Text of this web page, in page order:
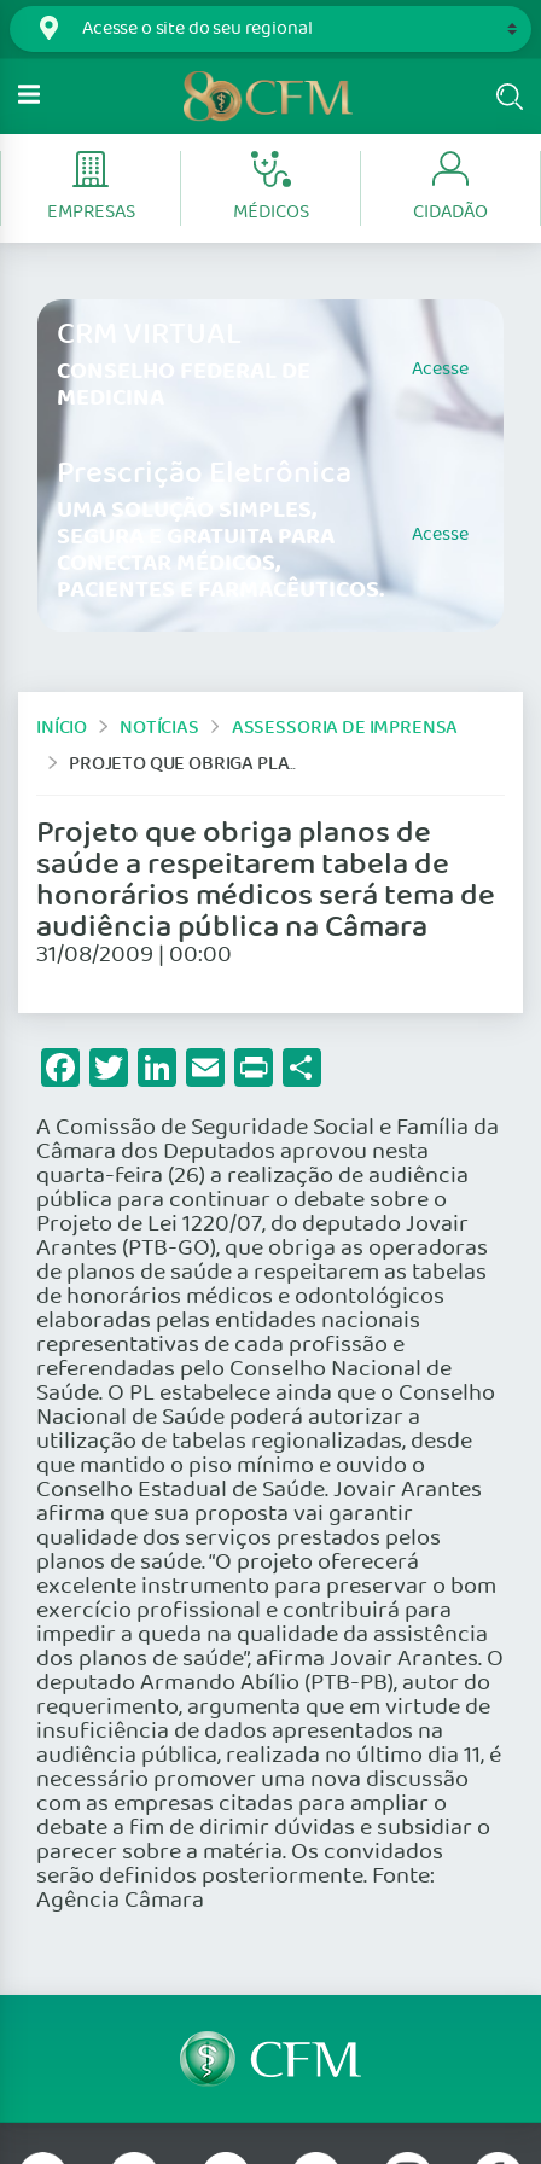
EMPRESAS MÉDICOS CIDADÃO
CRM VIRTUAL
CONSELHO FEDERAL DE
MEDICINA
Acesse
Prescrição Eletrônica
UMA SOLUÇÃO SIMPLES,
SEGURA E GRATUITA PARA
CONECTAR MÉDICOS,
PACIENTES E FARMACÊUTICOS.
Acesse
INÍCIO NOTÍCIAS
ASSESSORIA DE IMPRENSA
PROJETO QUE OBRIGA PLANOS DE SAÚDE A RESPEITAREM TABELA DE HONORÁRIOS MÉDICOS SERÁ TEMA DE AUDIÊNCIA PÚBLICA NA CÂMARA
Projeto que obriga planos de
saúde a respeitarem tabela de
honorários médicos será tema de
audiência pública na Câmara
31/08/2009 | 00:00
Facebook
Twitter
LinkedIn
Email
Print
A Comissão de Seguridade Social e Família da
Câmara dos Deputados aprovou nesta
quarta-feira (26) a realização de audiência
pública para continuar o debate sobre o
Projeto de Lei 1220/07, do deputado Jovair
Arantes (PTB-GO), que obriga as operadoras
de planos de saúde a respeitarem as tabelas
de honorários médicos e odontológicos
elaboradas pelas entidades nacionais
representativas de cada profissão e
referendadas pelo Conselho Nacional de
Saúde. O PL estabelece ainda que o Conselho
Nacional de Saúde poderá autorizar a
utilização de tabelas regionalizadas, desde
que mantido o piso mínimo e ouvido o
Conselho Estadual de Saúde. Jovair Arantes
afirma que sua proposta vai garantir
qualidade dos serviços prestados pelos
planos de saúde. “O projeto oferecerá
excelente instrumento para preservar o bom
exercício profissional e contribuirá para
impedir a queda na qualidade da assistência
dos planos de saúde”, afirma Jovair Arantes. O
deputado Armando Abílio (PTB-PB), autor do
requerimento, argumenta que em virtude de
insuficiência de dados apresentados na
audiência pública, realizada no último dia 11, é
necessário promover uma nova discussão
com as empresas citadas para ampliar o
debate a fim de dirimir dúvidas e subsidiar o
parecer sobre a matéria. Os convidados
serão definidos posteriormente. Fonte:
Agência Câmara